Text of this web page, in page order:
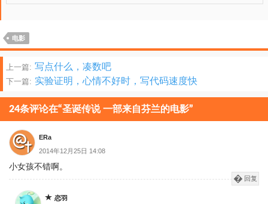
电影
文
章
分
页
上一篇: 写点什么，凑数吧
下一篇: 实验证明，心情不好时，写代码速度快
24条评论在“圣诞传说 一部来自芬兰的电影”
ERa
2014年12月25日 14:08
小女孩不错啊。
回复
恋羽